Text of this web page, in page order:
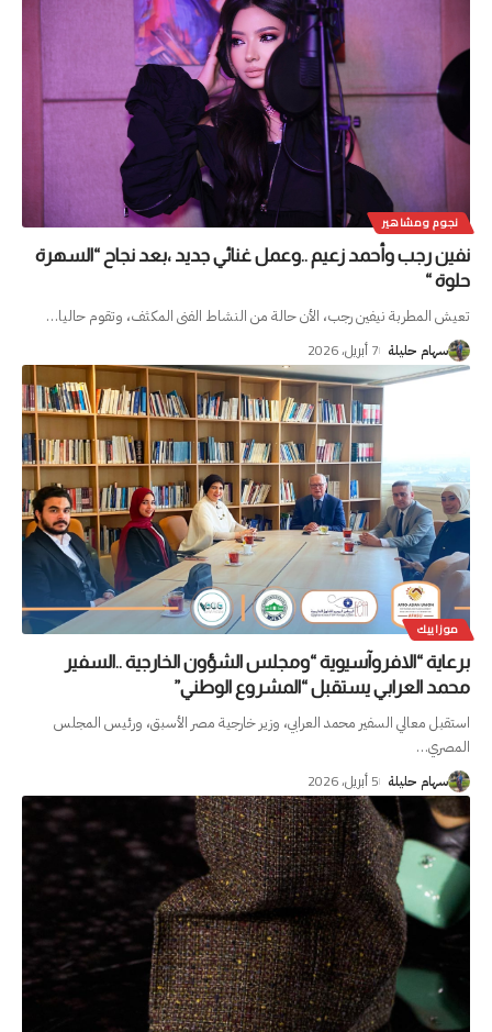
نجوم ومشاهير
نفين رجب وأحمد زعيم ..وعمل غنائي جديد ،بعد نجاح “السهرة
حلوة “
تعيش المطربة نيفين رجب، الأن حالة من النشاط الفنى المكثف، وتقوم حاليا…
سهام حليلة 7 أبريل، 2026
موزاييك
برعاية “الافروآسيوية “ومجلس الشؤون الخارجية ..السفير
محمد العرابي يستقبل “المشروع الوطني”
استقبل معالي السفير محمد العرابي، وزير خارجية مصر الأسبق، ورئيس المجلس
المصري…
سهام حليلة 5 أبريل، 2026